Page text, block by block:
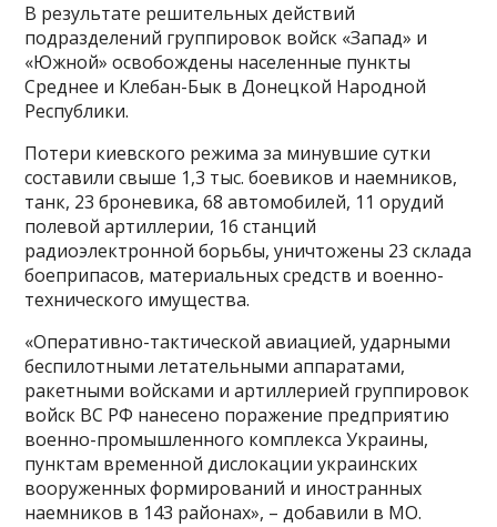
В результате решительных действий
подразделений группировок войск «Запад» и
«Южной» освобождены населенные пункты
Среднее и Клебан-Бык в Донецкой Народной
Республики.
Потери киевского режима за минувшие сутки
составили свыше 1,3 тыс. боевиков и наемников,
танк, 23 броневика, 68 автомобилей, 11 орудий
полевой артиллерии, 16 станций
радиоэлектронной борьбы, уничтожены 23 склада
боеприпасов, материальных средств и военно-
технического имущества.
«Оперативно-тактической авиацией, ударными
беспилотными летательными аппаратами,
ракетными войсками и артиллерией группировок
войск ВС РФ нанесено поражение предприятию
военно-промышленного комплекса Украины,
пунктам временной дислокации украинских
вооруженных формирований и иностранных
наемников в 143 районах», – добавили в МО.